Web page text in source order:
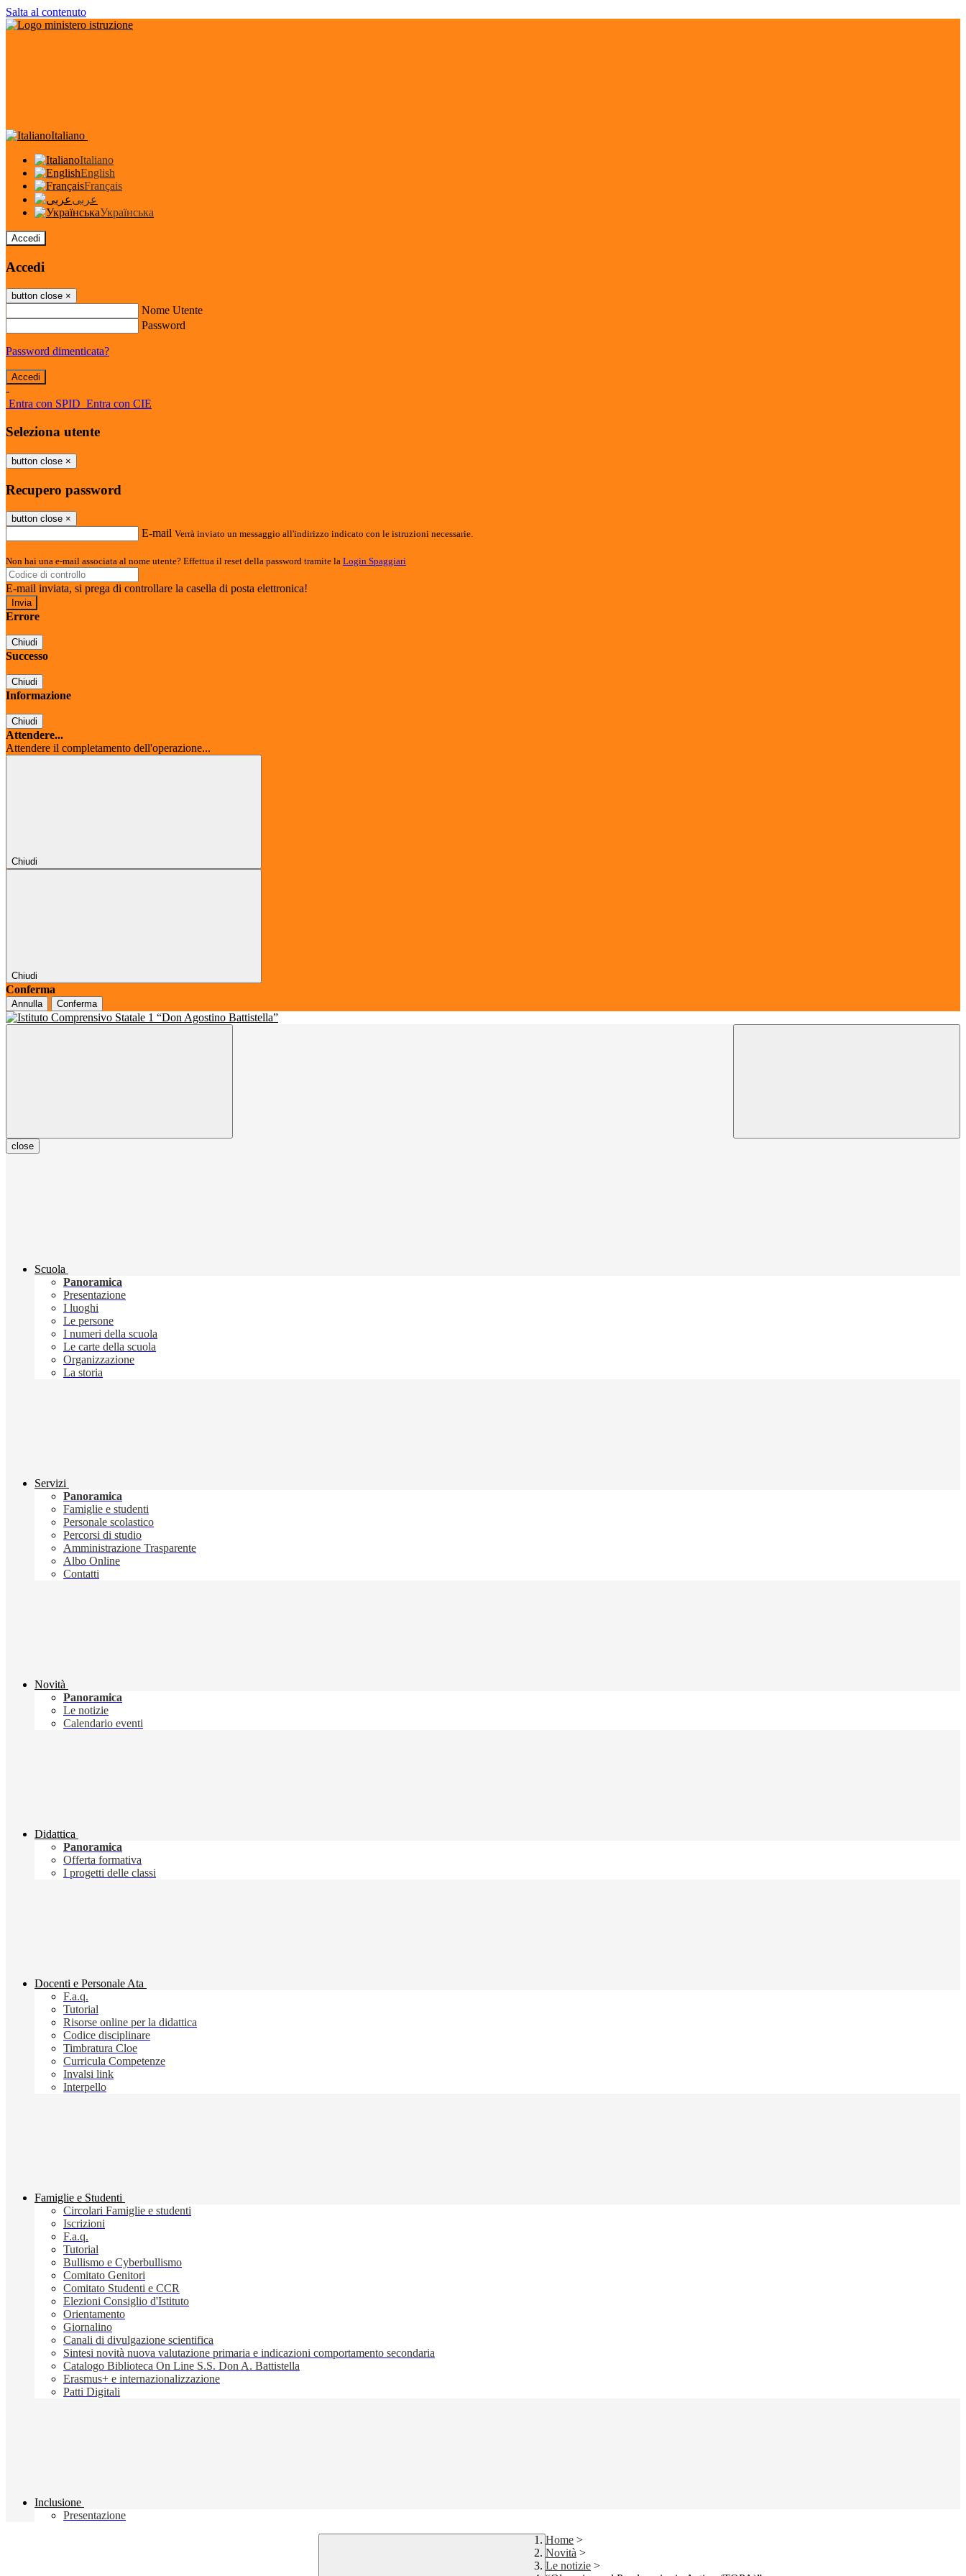
Salta al contenuto
Italiano
Italiano
English
Français
عربى
Українська
Accedi
Accedi
button close ×
Nome Utente
Password
Password dimenticata?
-
Entra con SPID Entra con CIE
Seleziona utente
button close ×
Recupero password
button close ×
E-mail Verrà inviato un messaggio all'indirizzo indicato con le istruzioni necessarie.
Non hai una e-mail associata al nome utente? Effettua il reset della password tramite la Login Spaggiari
E-mail inviata, si prega di controllare la casella di posta elettronica!
Errore
Chiudi
Successo
Chiudi
Informazione
Chiudi
Attendere...
Attendere il completamento dell'operazione...
Chiudi
Chiudi
Conferma
Annulla Conferma
close
Scuola
Panoramica
Presentazione
I luoghi
Le persone
I numeri della scuola
Le carte della scuola
Organizzazione
La storia
Servizi
Panoramica
Famiglie e studenti
Personale scolastico
Percorsi di studio
Amministrazione Trasparente
Albo Online
Contatti
Novità
Panoramica
Le notizie
Calendario eventi
Didattica
Panoramica
Offerta formativa
I progetti delle classi
Docenti e Personale Ata
F.a.q.
Tutorial
Risorse online per la didattica
Codice disciplinare
Timbratura Cloe
Curricula Competenze
Invalsi link
Interpello
Famiglie e Studenti
Circolari Famiglie e studenti
Iscrizioni
F.a.q.
Tutorial
Bullismo e Cyberbullismo
Comitato Genitori
Comitato Studenti e CCR
Elezioni Consiglio d'Istituto
Orientamento
Giornalino
Canali di divulgazione scientifica
Sintesi novità nuova valutazione primaria e indicazioni comportamento secondaria
Catalogo Biblioteca On Line S.S. Don A. Battistella
Erasmus+ e internazionalizzazione
Patti Digitali
Inclusione
Presentazione
Home >
Novità >
Le notizie >